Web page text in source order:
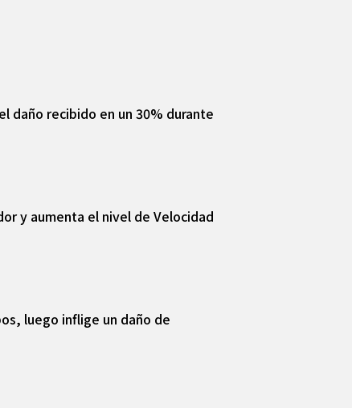
daño recibido en un 30% durante
y aumenta el nivel de Velocidad
luego inflige un daño de